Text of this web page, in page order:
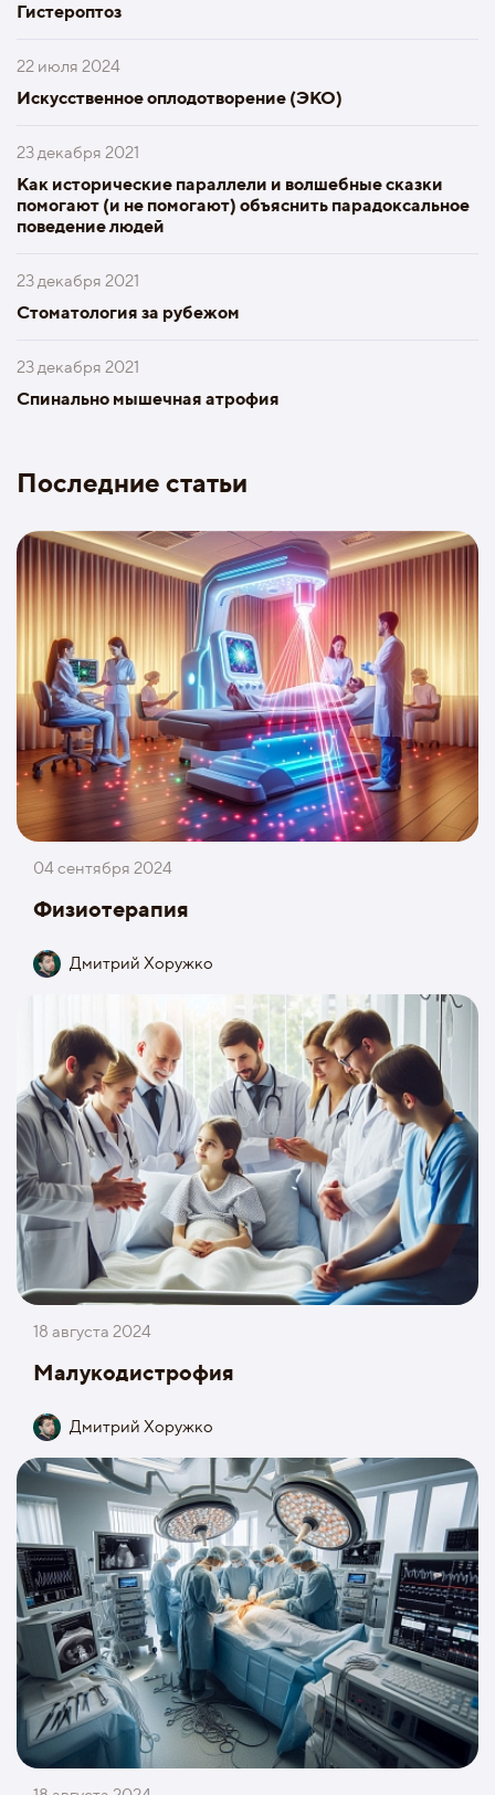
Гистероптоз
22 июля 2024
Искусственное оплодотворение (ЭКО)
23 декабря 2021
Как исторические параллели и волшебные сказки
помогают (и не помогают) объяснить парадоксальное
поведение людей
23 декабря 2021
Стоматология за рубежом
23 декабря 2021
Спинально мышечная атрофия
Последние статьи
04 сентября 2024
Физиотерапия
Дмитрий Хоружко
18 августа 2024
Малукодистрофия
Дмитрий Хоружко